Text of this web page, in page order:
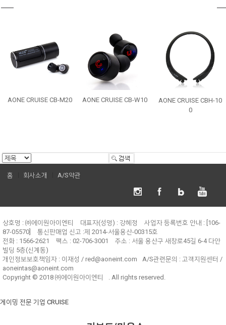
AONE CRUISE CB-M20 AONE CRUISE CB-W10
AONE CRUISE CBH-10
0
홈 회사소개 A/S약관
상호명 : ㈜에이원아이엔티 대표자(성명) : 강혜정
사업자 등록번호 안내 : [106-
87-05570]
통신판매업 신고 :제 2014-서울용산-00315호
전화 : 1566-2621
팩스 : 02-706-3001
주소 : 서울 용산구 새창로45길 6-4 다안
빌딩 5층(신계동)
개인정보보호책임자 : 이재성 / red@aoneint.com A/S관련문의 : 고객지원센터 /
aoneintas@aoneint.com
Copyright © 2018 ㈜에이원아이엔티 . All rights reserved.
게이밍 전문 기업 CRUISE